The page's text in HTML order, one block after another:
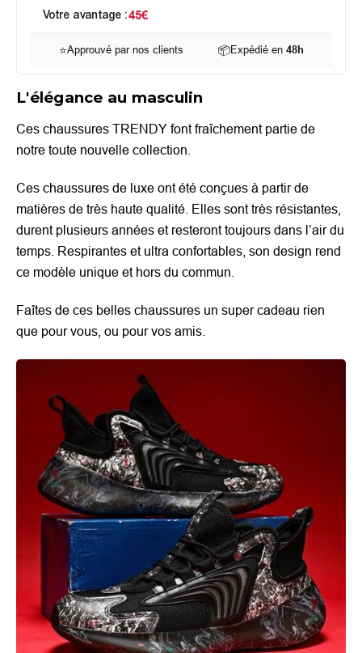
Votre avantage :45€
⭐Approuvé par nos clients 📦Expédié en 48h
L'élégance au masculin
Ces chaussures TRENDY font fraîchement partie de
notre toute nouvelle collection.
Ces chaussures de luxe ont été conçues à partir de
matières de très haute qualité. Elles sont très résistantes,
durent plusieurs années et resteront toujours dans l’air du
temps. Respirantes et ultra confortables, son design rend
ce modèle unique et hors du commun.
Faîtes de ces belles chaussures un super cadeau rien
que pour vous, ou pour vos amis.